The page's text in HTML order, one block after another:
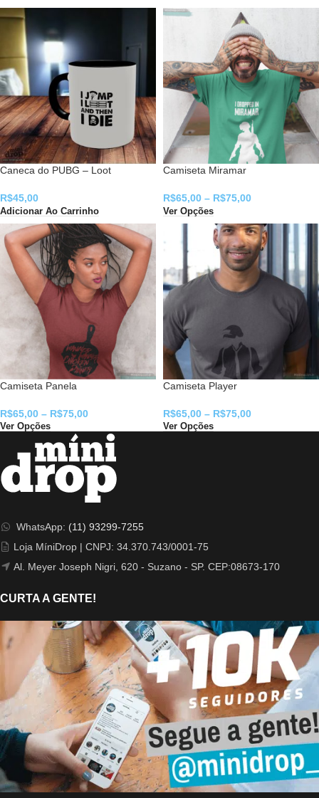
Caneca do PUBG – Loot
R$45,00
Adicionar Ao Carrinho
Camiseta Miramar
R$65,00 – R$75,00
Ver Opções
Camiseta Panela
R$65,00 – R$75,00
Ver Opções
Camiseta Player
R$65,00 – R$75,00
Ver Opções
WhatsApp: (11) 93299-7255
Loja MíniDrop | CNPJ: 34.370.743/0001-75
Al. Meyer Joseph Nigri, 620 - Suzano - SP. CEP:08673-170
CURTA A GENTE!